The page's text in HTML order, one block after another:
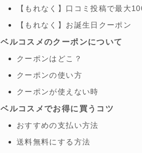
【もれなく】口コミ投稿で最大
【もれなく】お誕生日クーポン
ベルコスメのクーポンについて
クーポンはどこ？
クーポンの使い方
クーポンが使えない時
ベルコスメでお得に買うコツ
おすすめの支払い方法
送料無料にする方法